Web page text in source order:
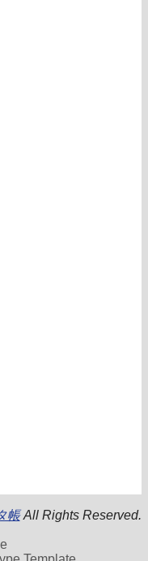
帳All Rights Reserved.